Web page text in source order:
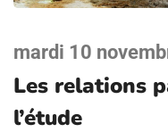
mardi 10
Les relations
l’étude